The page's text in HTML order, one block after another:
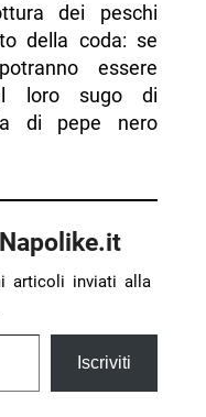
dei peschi
della coda: se
essere
loro sugo di
di pepe nero
articoli inviati alla
Iscriviti